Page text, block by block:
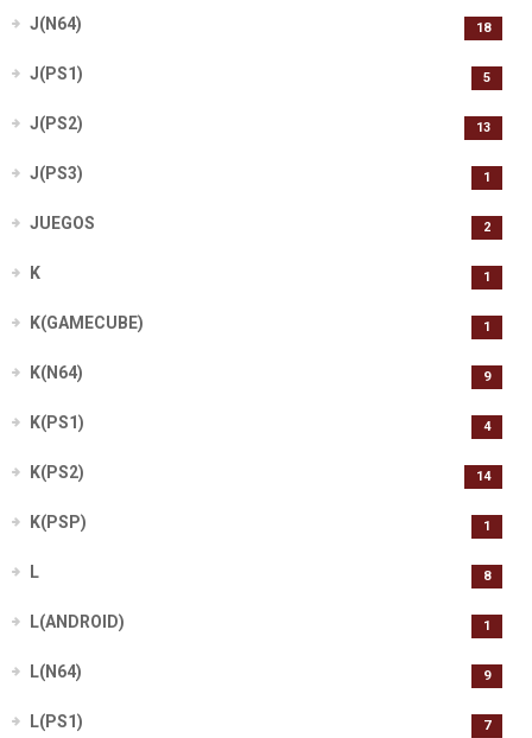
J(N64) 18
J(PS1) 5
J(PS2) 13
J(PS3) 1
JUEGOS 2
K 1
K(GAMECUBE) 1
K(N64) 9
K(PS1) 4
K(PS2) 14
K(PSP) 1
L 8
L(ANDROID) 1
L(N64) 9
L(PS1) 7